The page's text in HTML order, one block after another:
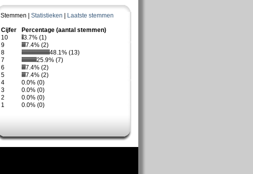
Stemmen | Statistieken Laatste stemmen
Cijfer
Percentage (aantal stemmen)
10
3.7% (1)
9
7.4% (2)
8
48.1% (13)
7
25.9% (7)
6
7.4% (2)
5
7.4% (2)
4
0.0% (0)
3
0.0% (0)
2
0.0% (0)
1
0.0% (0)